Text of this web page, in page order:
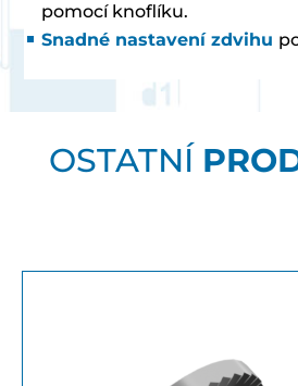
pomocí knoflíku.
Snadné nastavení zdvihu
OSTATNÍ